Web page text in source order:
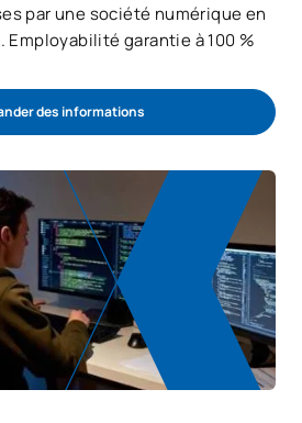
par une société numérique en
garantie à 100 %
des informations